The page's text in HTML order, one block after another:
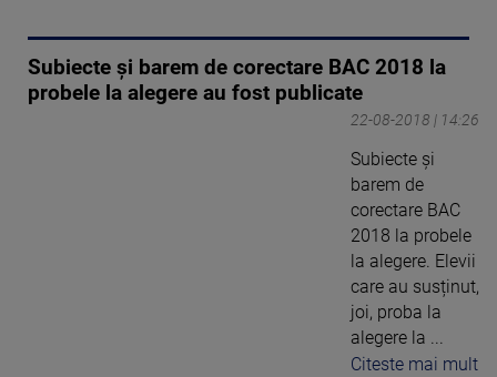
Subiecte și barem de corectare BAC 2018 la
probele la alegere au fost publicate
22-08-2018 | 14:26
Subiecte și
barem de
corectare BAC
2018 la probele
la alegere. Elevii
care au susținut,
joi, proba la
alegere la ...
Citeste mai mult